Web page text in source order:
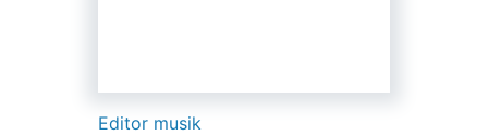
Editor musik